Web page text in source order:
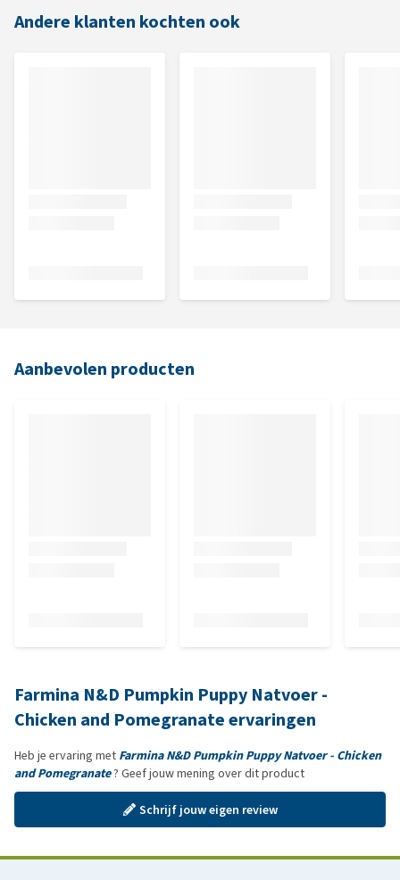
Andere klanten kochten ook
Aanbevolen producten
Farmina N&D Pumpkin Puppy Natvoer -
Chicken and Pomegranate ervaringen
Heb je ervaring met Farmina N&D Pumpkin Puppy Natvoer - Chicken
and Pomegranate? Geef jouw mening over dit product
Schrijf jouw eigen review